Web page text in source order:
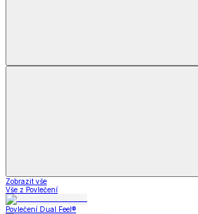
Zobrazit vše
Vše z Povlečení
Povlečení Dual Feel®